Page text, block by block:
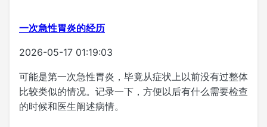
一次急性胃炎的经历
2026-05-17 01:19:03
可能是第一次急性胃炎，毕竟从症状上以前没有过整体
比较类似的情况。记录一下，方便以后有什么需要检查
的时候和医生阐述病情。